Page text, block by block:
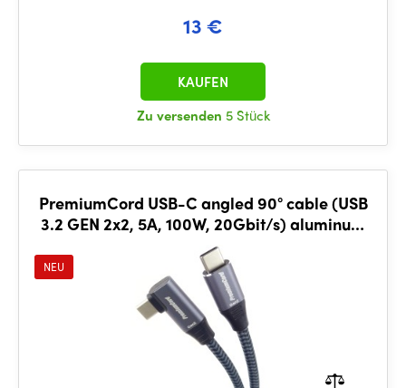
13 €
Zu versenden 5 Stück
KAUFEN
PremiumCord USB-C angled 90° cable (USB
3.2 GEN 2x2, 5A, 100W, 20Gbit/s) aluminum
caps, 2m
NEU